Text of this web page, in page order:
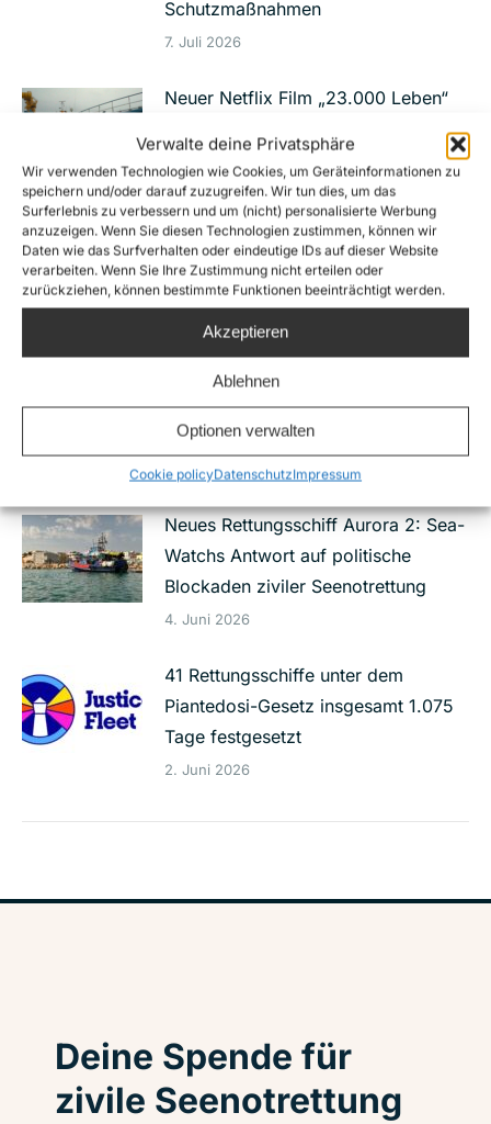
Verwalte deine Privatsphäre
Wir verwenden Technologien wie Cookies, um Geräteinformationen zu
speichern und/oder darauf zuzugreifen. Wir tun dies, um das
Surferlebnis zu verbessern und um (nicht) personalisierte Werbung
anzuzeigen. Wenn Sie diesen Technologien zustimmen, können wir
Daten wie das Surfverhalten oder eindeutige IDs auf dieser Website
verarbeiten. Wenn Sie Ihre Zustimmung nicht erteilen oder
zurückziehen, können bestimmte Funktionen beeinträchtigt werden.
Akzeptieren
Ablehnen
Optionen verwalten
Cookie policyDatenschutzImpressum
Schutzmaßnahmen
7. Juli 2026
Neuer Netflix Film „23.000 Leben“
zivile Seenotrettung zum Thema
29. Juni 2026
IStGH-gesuchter Folterer in Libyen
nur wegen eines Bruchteils der
Vorwürfe verurteilt
23. Juni 2026
nach Schiffsunglück vor Malta
8. Juni 2026
Neues Rettungsschiff Aurora 2: Sea-
Watchs Antwort auf politische
Blockaden ziviler Seenotrettung
4. Juni 2026
41 Rettungsschiffe unter dem
Piantedosi-Gesetz insgesamt 1.075
Tage festgesetzt
2. Juni 2026
Deine Spende für
zivile Seenotrettung